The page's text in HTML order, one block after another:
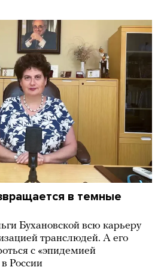
в темные
Бухановской всю карьеру
транслюдей. А его
с «эпидемией
России